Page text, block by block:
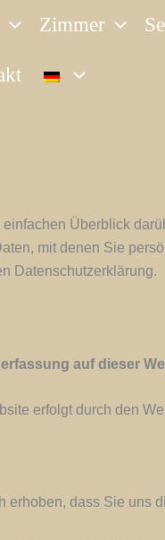
Zimmer
Überblick
mit denen Sie
Datenschutzerklärung.
auf dieser
erfolgt durch den
erhoben, dass Sie